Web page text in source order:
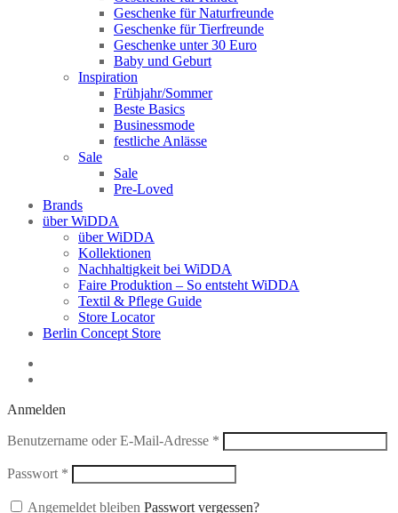
Geschenke für Naturfreunde
Geschenke für Tierfreunde
Geschenke unter 30 Euro
Baby und Geburt
Inspiration
Frühjahr/Sommer
Beste Basics
Businessmode
festliche Anlässe
Sale
Sale
Pre-Loved
Brands
über WiDDA
über WiDDA
Kollektionen
Nachhaltigkeit bei WiDDA
Faire Produktion – So entsteht WiDDA
Textil & Pflege Guide
Store Locator
Berlin Concept Store
Anmelden
Benutzername oder E-Mail-Adresse * Erforderlich
Passwort * Erforderlich
Angemeldet bleiben Passwort vergessen?